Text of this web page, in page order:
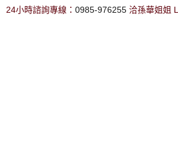
24小時諮詢專線： 0985-976255 洽孫華姐姐